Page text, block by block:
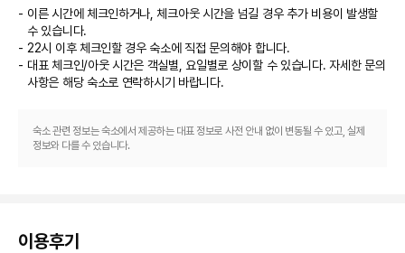
라운지 또는 4 개의 풀사이드 바에서는 음료를 마시며 여유로운 시간을 보내
실 수 있어요. 아침 식사(뷔페)가 매일 06:30 ~ 10:30에 무료로 제공됩니다.
비즈니스, 기타 편의시설
대표적인 편의 시설과 서비스로는 비즈니스 센터, 리무진/타운카 서비스, 드라
이클리닝/세탁 서비스 등이 있습니다. 나트랑에서의 행사를 계획하시나요? 이
가능하며 무료 셀프 주차도 시설 내에서 이용 가능합니다.
이른 시간에 체크인하거나, 체크아웃 시간을 넘길 경우 추가 비용이 발생할
수 있습니다.
22시 이후 체크인할 경우 숙소에 직접 문의해야 합니다.
대표 체크인/아웃 시간은 객실별, 요일별로 상이할 수 있습니다. 자세한 문의
사항은 해당 숙소로 연락하시기 바랍니다.
숙소 관련 정보는 숙소에서 제공하는 대표 정보로 사전 안내 없이 변동될 수 있고, 실제
정보와 다를 수 있습니다.
이용후기